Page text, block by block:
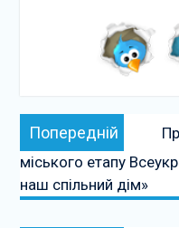
Навігація
записів
Попередній
міського етапу
наш спільний дім»